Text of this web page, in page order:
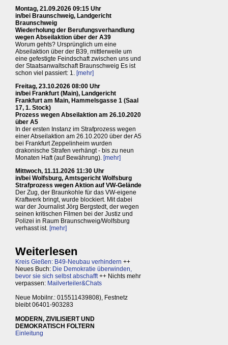
Montag, 21.09.2026 09:15 Uhr
in/bei Braunschweig, Landgericht
Braunschweig
Wiederholung der Berufungsverhandlung
wegen Abseilaktion über der A39
Worum gehts? Ursprünglich um eine
Abseilaktion über der B39, mittlerweile um
eine gefestigte Feindschaft zwischen uns und
der Staatsanwaltschaft Braunschweig Es ist
schon viel passiert: 1. [mehr]
Freitag, 23.10.2026 08:00 Uhr
in/bei Frankfurt (Main), Landgericht
Frankfurt am Main, Hammelsgasse 1 (Saal
17, 1. Stock)
Prozess wegen Abseilaktion am 26.10.2020
über A5
In der ersten Instanz im Strafprozess wegen
einer Abseilaktion am 26.10.2020 über der A5
bei Frankfurt Zeppelinheim wurden
drakonische Strafen verhängt - bis zu neun
Monaten Haft (auf Bewährung). [mehr]
Mittwoch, 11.11.2026 11:30 Uhr
in/bei Wolfsburg, Amtsgericht Wolfsburg
Strafprozess wegen Aktion auf VW-Gelände
Der Zug, der Braunkohle für das VW-eigene
Kraftwerk bringt, wurde blockiert. Mit dabei
war der Journalist Jörg Bergstedt, der wegen
seinen kritischen Filmen bei der Justiz und
Polizei in Raum Braunschweig/Wolfsburg
verhasst ist. [mehr]
Weiterlesen
Kreis Gießen: B49-Neubau verhindern ++
Neues Buch: Die Demokratie überwinden,
bevor sie sich selbst abschafft++ Nichts mehr
verpassen: Mailverteiler&Chats
Neue Mobilnr.: 015511439808), Festnetz
bleibt 06401-903283
MODERN, ZIVILISIERT UND
DEMOKRATISCH FOLTERN
Einleitung